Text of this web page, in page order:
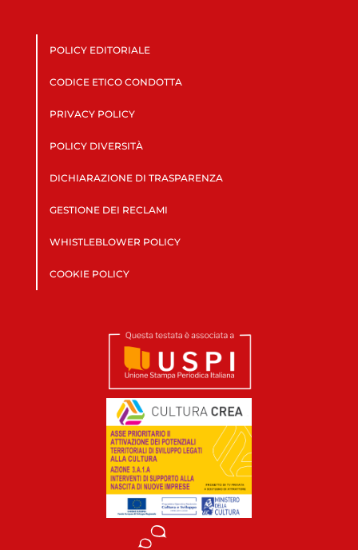
POLICY EDITORIALE
CODICE ETICO CONDOTTA
PRIVACY POLICY
POLICY DIVERSITÀ
DICHIARAZIONE DI TRASPARENZA
GESTIONE DEI RECLAMI
WHISTLEBLOWER POLICY
COOKIE POLICY